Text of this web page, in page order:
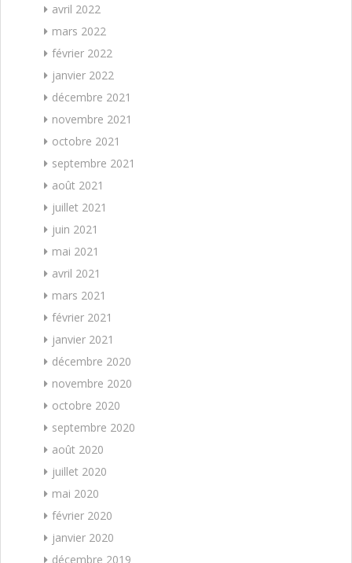
avril 2022
mars 2022
février 2022
janvier 2022
décembre 2021
novembre 2021
octobre 2021
septembre 2021
août 2021
juillet 2021
juin 2021
mai 2021
avril 2021
mars 2021
février 2021
janvier 2021
décembre 2020
novembre 2020
octobre 2020
septembre 2020
août 2020
juillet 2020
mai 2020
février 2020
janvier 2020
décembre 2019